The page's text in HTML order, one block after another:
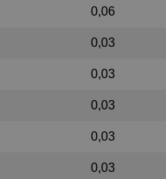
0,06
0,03
0,03
0,03
0,03
0,03